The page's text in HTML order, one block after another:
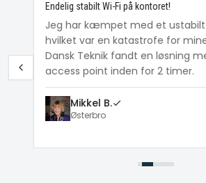
Endelig stabilt Wi-Fi på kontoret!
Jeg har kæmpet med et ustabilt
hvilket var en katastrofe for
Dansk Teknik fandt en løsning
access point inden for 2 timer.
Mikkel B.
Østerbro